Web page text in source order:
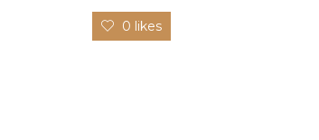
0 likes